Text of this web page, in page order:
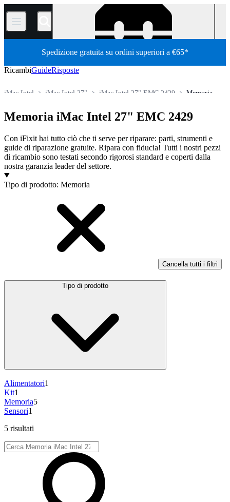
/
Spedizione gratuita su ordini superiori a €65*
RicambiGuideRisposte
Memoria
iMac Intel 27" EMC 2429
iMac Intel 27"
iMac Intel
Memoria iMac Intel 27" EMC 2429
Con iFixit hai tutto ciò che ti serve per riparare: parti, strumenti e
guide di riparazione gratuite. Ripara con fiducia! Tutti i nostri pezzi
di ricambio sono testati secondo rigorosi standard e coperti dalla
nostra garanzia leader del settore.
Prodotti
Tipo di prodotto: Memoria
Cancella tutti i filtri
Tipo di prodotto
Alimentatori1
Kit1
Memoria5
Sensori1
5 risultati